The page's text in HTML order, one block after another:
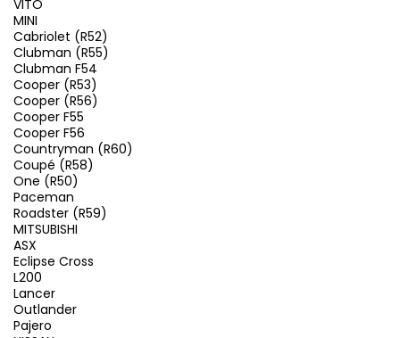
VITO
MINI
Cabriolet (R52)
Clubman (R55)
Clubman F54
Cooper (R53)
Cooper (R56)
Cooper F55
Cooper F56
Countryman (R60)
Coupé (R58)
One (R50)
Paceman
Roadster (R59)
MITSUBISHI
ASX
Eclipse Cross
L200
Lancer
Outlander
Pajero